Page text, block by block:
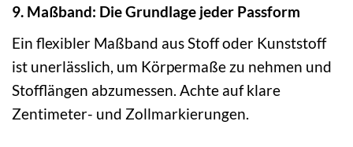
9. Maßband: Die Grundlage jeder Passform
Ein flexibler Maßband aus Stoff oder Kunststoff
ist unerlässlich, um Körpermaße zu nehmen und
Stofflängen abzumessen. Achte auf klare
Zentimeter- und Zollmarkierungen.